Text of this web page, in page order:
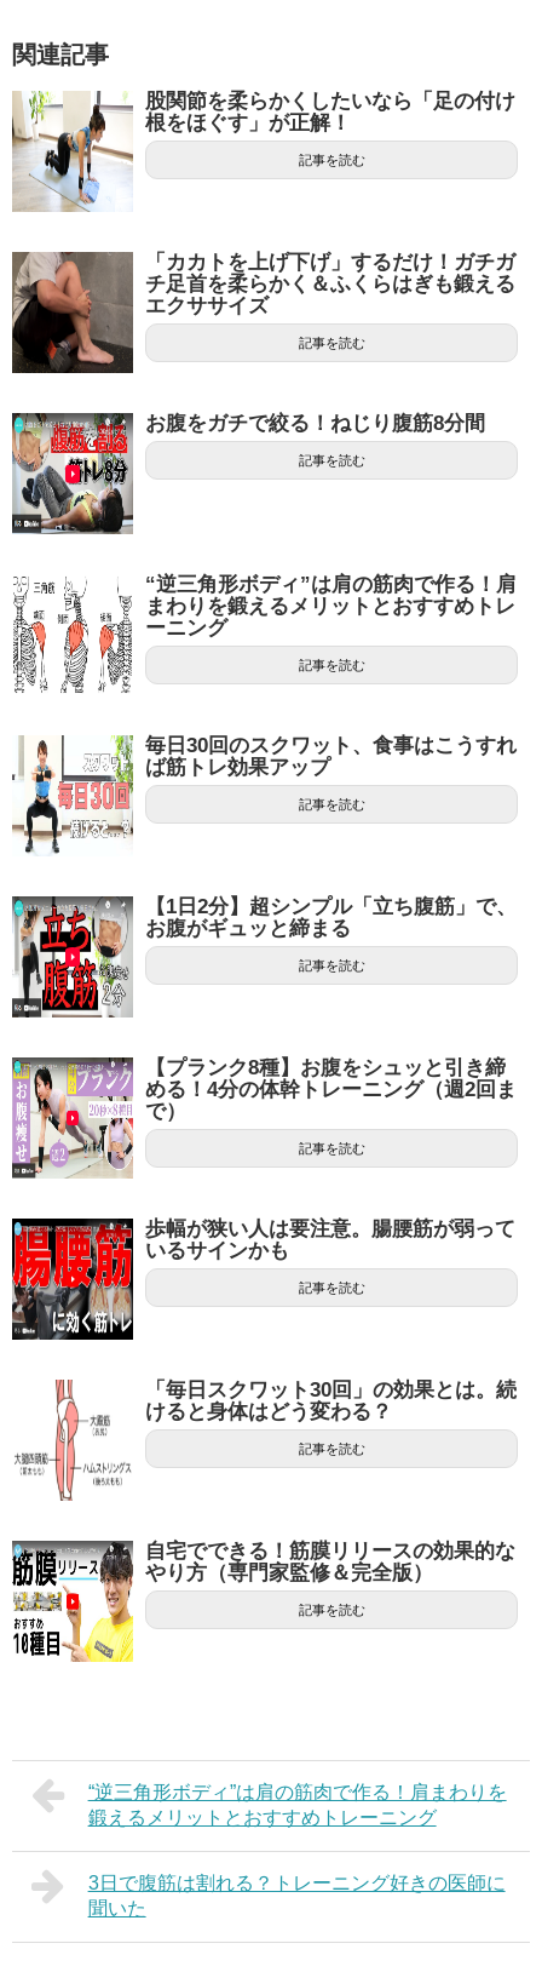
関連記事
股関節を柔らかくしたいなら「足の付け
根をほぐす」が正解！
記事を読む
「カカトを上げ下げ」するだけ！ガチガ
チ足首を柔らかく＆ふくらはぎも鍛える
エクササイズ
記事を読む
お腹をガチで絞る！ねじり腹筋8分間
記事を読む
“逆三角形ボディ”は肩の筋肉で作る！肩
まわりを鍛えるメリットとおすすめトレ
ーニング
記事を読む
毎日30回のスクワット、食事はこうすれ
ば筋トレ効果アップ
記事を読む
【1日2分】超シンプル「立ち腹筋」で、
お腹がギュッと締まる
記事を読む
【プランク8種】お腹をシュッと引き締
める！4分の体幹トレーニング（週2回ま
で）
記事を読む
歩幅が狭い人は要注意。腸腰筋が弱って
いるサインかも
記事を読む
「毎日スクワット30回」の効果とは。続
けると身体はどう変わる？
記事を読む
自宅でできる！筋膜リリースの効果的な
やり方（専門家監修＆完全版）
記事を読む
“逆三角形ボディ”は肩の筋肉で作る！肩まわりを
鍛えるメリットとおすすめトレーニング
3日で腹筋は割れる？トレーニング好きの医師に
聞いた